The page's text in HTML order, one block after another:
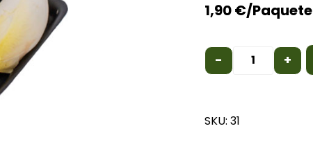
1,90€/Paquete
- +
SKU: 31